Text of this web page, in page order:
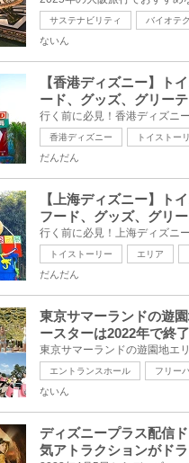
サステナビリティ バイオテ
ないん
【香港ディズニー】ト
ード、グッズ、グリー
香港ディズニー トイストー
だんだん
【上海ディズニー】ト
フード、グッズ、グリ
トイストーリー エリア
だんだん
東京サマーランドの遊
ースターは2022年で終了
エントランスホール フリー
ないん
ディズニープラス配信
気アトラクションがド